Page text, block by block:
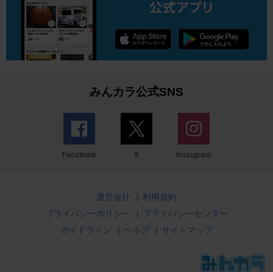
みんカラ公式SNS
Facebook X Instagram
運営会社 | 利用規約
プライバシーポリシー
| プライバシーセンター
ガイドライン
| ヘルプ | サイトマップ